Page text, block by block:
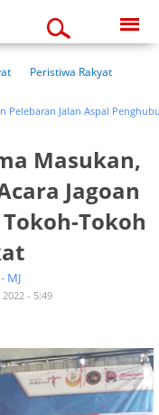
03:31:06 pm
Peristiwa Rakyat
Jalan Aspal Penghubung
Masukan,
Jagoan
Tokoh
MJ
- 5:49